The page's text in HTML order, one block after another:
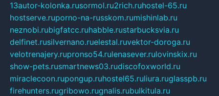
13autor-kolonka.rusormol.ru2rich.ruhostel-65.ru
hostserve.ruporno-na-russkom.rumishinlab.ru
neznobi.rubigfatcc.ruhabble.rustarbucksvia.ru
delfinet.rusilvernano.ruelestal.ruvektor-doroga.ru
velotrenajery.rupronso54.rulenasever.rulovinskix.ru
show-pets.rusmartnews03.rudiscofoxworld.ru
miraclecoon.rupongup.ruhostel65.ruliura.ruglasspb.ru
firehunters.rugribowo.rugnalis.rubulkitula.ru